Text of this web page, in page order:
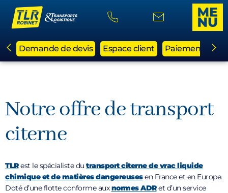
Demande de devis Espace client Paiement en
Notre offre de transport
citerne
TLRest le spécialiste du transport citerne de vrac liquide
chimique et de matières dangereusesen France et en Europe.
Doté d’une flotte conforme auxnormes ADRet d’un service